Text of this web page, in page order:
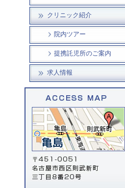
クリニック紹介
院内ツアー
提携託児所のご案内
求人情報